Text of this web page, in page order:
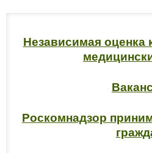
Независимая оценка
Роскомнадзор